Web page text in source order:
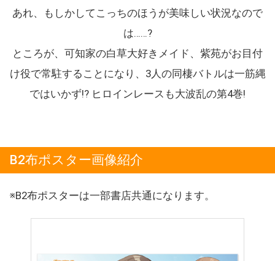
あれ、もしかしてこっちのほうが美味しい状況なので
は……?
ところが、可知家の白草大好きメイド、紫苑がお目付
け役で常駐することになり、3人の同棲バトルは一筋縄
ではいかず!? ヒロインレースも大波乱の第4巻!
B2布ポスター画像紹介
※B2布ポスターは一部書店共通になります。